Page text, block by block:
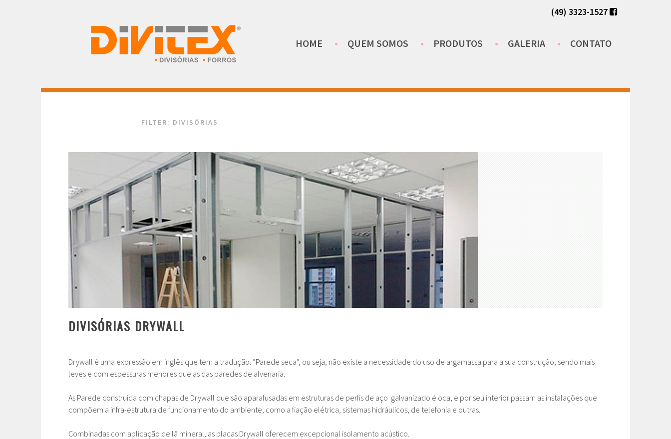
(49) 3323-1527
HOME QUEM SOMOS PRODUTOS GALERIA CONTATO
FILTER: DIVISÓRIAS
DIVISÓRIAS DRYWALL
Drywall é uma expressão em inglês que tem a tradução: “Parede seca”, ou seja, não existe a necessidade do uso de argamassa para a sua construção, sendo mais
leves e com espessuras menores que as das paredes de alvenaria.
As Parede construída com chapas de Drywall que são aparafusadas em estruturas de perfis de aço galvanizado é oca, e por seu interior passam as instalações que
compõem a infra-estrutura de funcionamento do ambiente, como a fiação elétrica, sistemas hidráulicos, de telefonia e outras.
Combinadas com aplicação de lã mineral, as placas Drywall oferecem excepcional isolamento acústico.